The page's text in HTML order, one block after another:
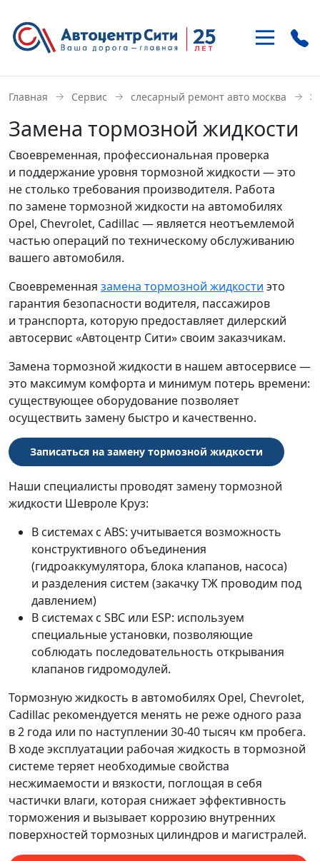
+7 (495)937-21-41
ул. Антонова-Овсеенко 15-1
+7 (495)121-46-85
м. «Домодедовская»
Внешняя сторона МКАД, 22 км
Главная → Сервис → слесарный ремонт авто москва →
Замена тормозной жидкости
Своевременная, профессиональная проверка
и поддержание уровня тормозной жидкости — это
не столько требования производителя. Работа
по замене тормозной жидкости на автомобилях
Opel, Chevrolet, Cadillac — является неотъемлемой
частью операций по техническому обслуживанию
вашего автомобиля.
Своевременная замена тормозной жидкости это
гарантия безопасности водителя, пассажиров
и транспорта, которую предоставляет дилерский
автосервис «Автоцентр Сити» своим заказчикам.
Замена тормозной жидкости в нашем автосервисе —
это максимум комфорта и минимум потерь времени:
существующее оборудование позволяет
осуществить замену быстро и качественно.
Записаться на замену тормозной жидкости
Наши специалисты проводят замену тормозной
жидкости Шевроле Круз:
В системах с ABS: учитывается возможность
конструктивного объединения
(гидроаккумулятора, блока клапанов, насоса)
и разделения систем (закачку ТЖ проводим под
давлением)
В системах с SBC или ESP: используем
специальные установки, позволяющие
соблюдать последовательность открывания
клапанов гидромодулей.
Тормозную жидкость в автомобилях Opel, Chevrolet,
Cadillac рекомендуется менять не реже одного раза
в 2 года или по наступлении 30-40 тысяч км пробега.
В ходе эксплуатации рабочая жидкость в тормозной
системе теряет необходимые свойства
несжимаемости и вязкости, поглощая в себя
частички влаги, которая снижает эффективность
торможения и вызывает коррозию внутренних
поверхностей тормозных цилиндров и магистралей.